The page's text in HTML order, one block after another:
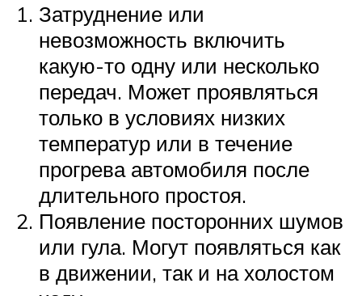
Затруднение или
невозможность включить
какую-то одну или несколько
передач. Может проявляться
только в условиях низких
температур или в течение
прогрева автомобиля после
длительного простоя.
Появление посторонних шумов
или гула. Могут появляться как
в движении, так и на холостом